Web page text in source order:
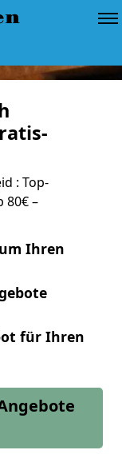
: Top-
80€ –
Ihren
für Ihren